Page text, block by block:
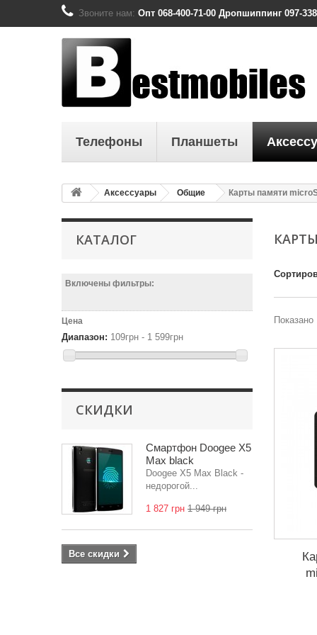
Звоните нам: Опт 068-400-71-00 Дропшиппинг 097-
Телефоны Планшеты
Аксессуары Общие Карты памяти
КАТАЛОГ
Включены фильтры:
Цена
Диапазон: 109грн - 1 599грн
СКИДКИ
Смартфон Doogee X5
Max black
Doogee X5 Max Black -
недорогой...
1 827 грн 1 949 грн
Все скидки